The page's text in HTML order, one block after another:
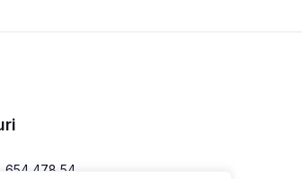
654 478 54